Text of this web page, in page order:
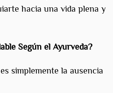
hacia una vida plena y
Según el Ayurveda?
simplemente la ausencia